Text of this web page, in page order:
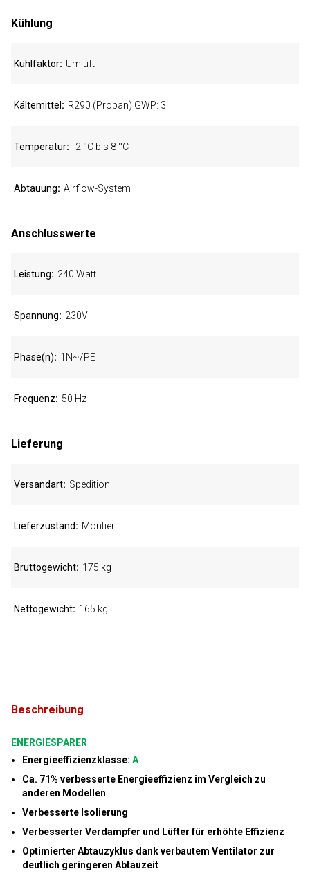
Beschreibung
ENERGIESPARER
Energieeffizienzklasse: A
Ca. 71% verbesserte Energieeffizienz im Vergleich zu
anderen Modellen
Verbesserte Isolierung
Verbesserter Verdampfer und Lüfter für erhöhte Effizienz
Optimierter Abtauzyklus dank verbautem Ventilator zur
deutlich geringeren Abtauzeit
Kühlung
Kühlfaktor Umluft
Kältemittel R290 (Propan) GWP: 3
Temperatur -2 °C bis 8 °C
Abtauung Airflow-System
Anschlusswerte
Leistung 240 Watt
Spannung 230V
Phase(n) 1N~/PE
Frequenz 50 Hz
Lieferung
Versandart Spedition
Lieferzustand Montiert
Bruttogewicht 175 kg
Nettogewicht 165 kg